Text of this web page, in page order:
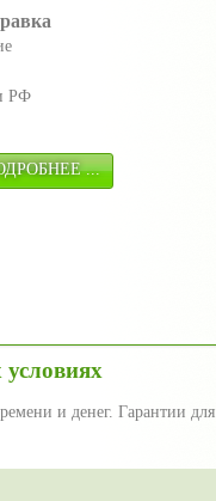
РФ
...
и денег. Гарантии для